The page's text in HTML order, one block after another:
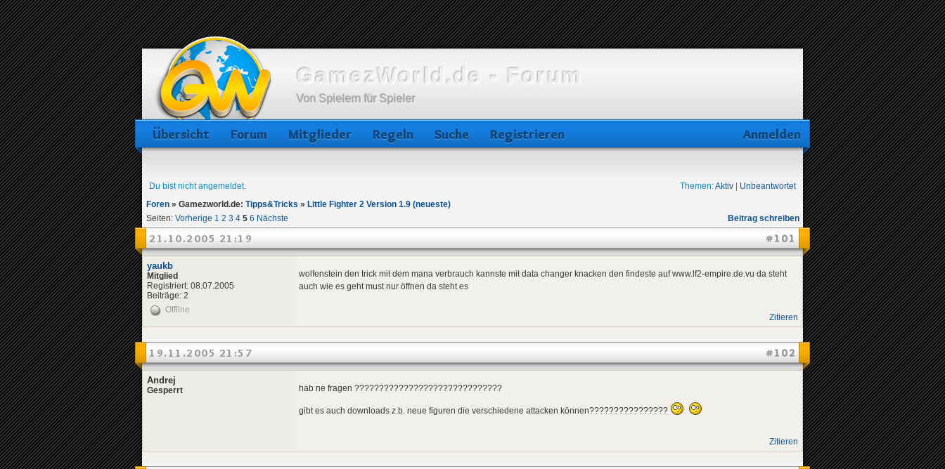
GamezWorld.de - Forum
Von Spielern für Spieler
Übersicht Forum Mitglieder Regeln Suche Registrieren Anmelden
Du bist nicht angemeldet. Themen:Aktiv
Unbeantwortet
Foren » Gamezworld.de: Tipps&Tricks » Little Fighter 2 Version 1.9 (neueste)
Seiten: Vorherige 1 2 3 4 5 6 Nächste Beitrag schreiben
#101
21.10.2005 21:19
yaukb
Mitglied
Registriert: 08.07.2005
Beiträge: 2
wolfenstein den trick mit dem mana verbrauch kannste mit data changer knacken den findeste auf www.lf2-empire.de.vu da steht
auch wie es geht must nur öffnen da steht es
Offline
Zitieren
#102
19.11.2005 21:57
Andrej
Gesperrt hab ne fragen ??????????????????????????????
gibt es auch downloads z.b. neue figuren die verschiedene attacken können????????????????
Zitieren